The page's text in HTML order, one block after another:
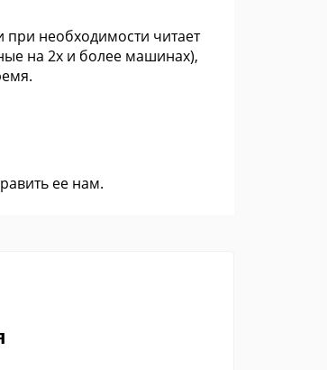
при необходимости читает
на 2х и более машинах),
ее нам.